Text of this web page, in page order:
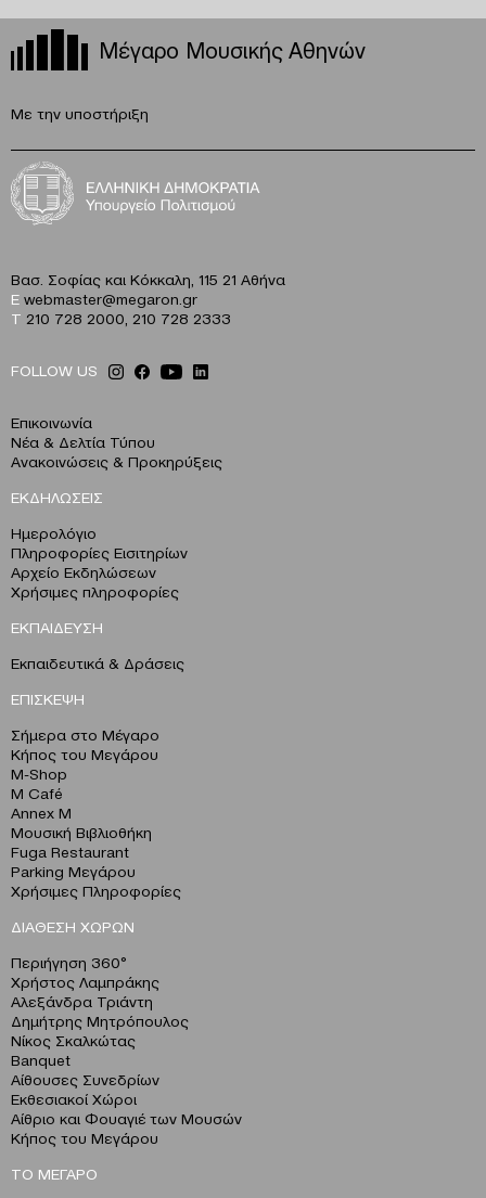
Μέγαρο Μουσικής Αθηνών
Με την υποστήριξη
Βασ. Σοφίας και Κόκκαλη, 115 21 Αθήνα
E webmaster@megaron.gr
T 210 728 2000 210 728 2333
FOLLOW US
Επικοινωνία
Νέα & Δελτία Τύπου
Ανακοινώσεις & Προκηρύξεις
ΕΚΔΗΛΩΣΕΙΣ
Ημερολόγιο
Πληροφορίες Εισιτηρίων
Αρχείο Εκδηλώσεων
Χρήσιμες πληροφορίες
ΕΚΠΑΙΔΕΥΣΗ
Εκπαιδευτικά & Δράσεις
ΕΠΙΣΚΕΨΗ
Σήμερα στο Μέγαρο
Κήπος του Μεγάρου
M-Shop
M Café
Annex M
Μουσική Βιβλιοθήκη
Fuga Restaurant
Parking Μεγάρου
Χρήσιμες Πληροφορίες
ΔΙΑΘΕΣΗ ΧΩΡΩΝ
Περιήγηση 360°
Χρήστος Λαμπράκης
Αλεξάνδρα Τριάντη
Δημήτρης Μητρόπουλος
Νίκος Σκαλκώτας
Banquet
Αίθουσες Συνεδρίων
Εκθεσιακοί Χώροι
Αίθριο και Φουαγιέ των Μουσών
Κήπος του Μεγάρου
ΤΟ ΜΕΓΑΡΟ